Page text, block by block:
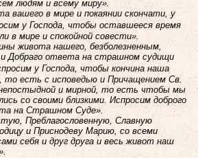
людям и всему миру».
вашего в мире и покаянии скончати, у
у Господа, чтобы оставшееся время
в мире и спокойной совести».
живота нашего, безболезненным,
Добраго ответа на страшном судищи
у Господа, чтобы кончина наша
то есть с исповедью и Причащением Св.
непостыдной и мирной, то есть чтобы мы
со своими близкими. Испросим доброго
на Страшном Суде».
Преблагословенную, Славную
и Приснодеву Марию, со всеми
себя и друг друга и весь живот наш